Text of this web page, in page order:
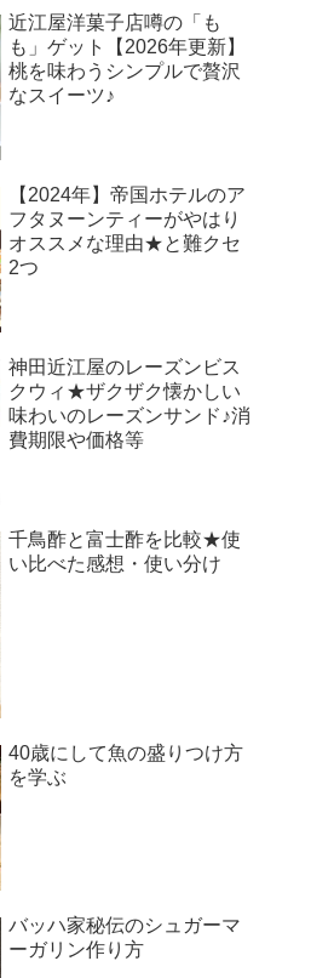
近江屋洋菓子店噂の「も
も」ゲット【2026年更新】
桃を味わうシンプルで贅沢
なスイーツ♪
【2024年】帝国ホテルのア
フタヌーンティーがやはり
オススメな理由★と難クセ
2つ
神田近江屋のレーズンビス
クウィ★ザクザク懐かしい
味わいのレーズンサンド♪消
費期限や価格等
千鳥酢と富士酢を比較★使
い比べた感想・使い分け
40歳にして魚の盛りつけ方
を学ぶ
バッハ家秘伝のシュガーマ
ーガリン作り方